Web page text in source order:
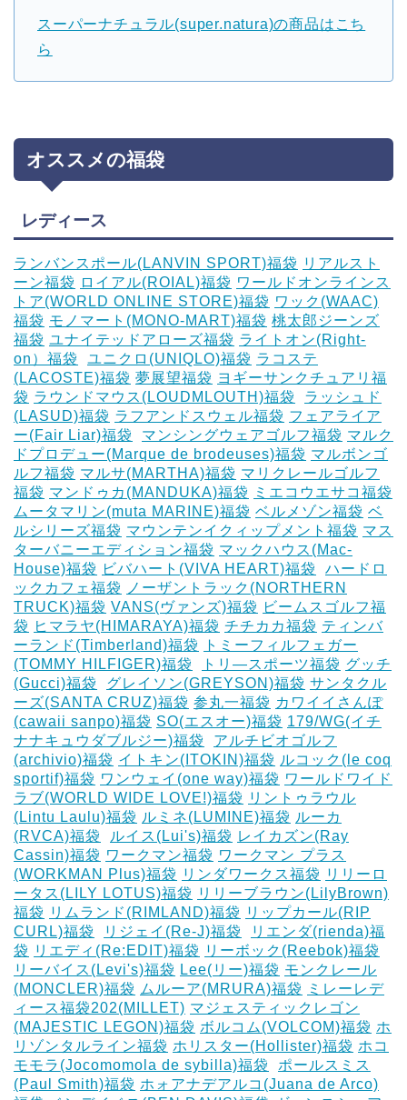
スーパーナチュラル(super.natura)の商品はこち
ら
オススメの福袋
レディース
ランバンスポール(LANVIN SPORT)福袋 リアルスト
ーン福袋 ロイアル(ROIAL)福袋 ワールドオンラインス
トア(WORLD ONLINE STORE)福袋 ワック(WAAC)
福袋 モノマート(MONO-MART)福袋 桃太郎ジーンズ
福袋 ユナイテッドアローズ福袋 ライトオン(Right-
on）福袋
ユニクロ(UNIQLO)福袋 ラコステ
(LACOSTE)福袋 夢展望福袋 ヨギーサンクチュアリ福
袋 ラウンドマウス(LOUDMLOUTH)福袋
ラッシュド
(LASUD)福袋 ラフアンドスウェル福袋 フェアライア
ー(Fair Liar)福袋
マンシングウェアゴルフ福袋 マルク
ドプロデュー(Marque de brodeuses)福袋 マルボンゴ
ルフ福袋 マルサ(MARTHA)福袋 マリクレールゴルフ
福袋 マンドゥカ(MANDUKA)福袋
ミエコウエサコ福袋
ムータマリン(muta MARINE)福袋 ベルメゾン福袋 ベ
ルシリーズ福袋 マウンテンイクィップメント福袋 マス
ターバニーエディション福袋 マックハウス(Mac-
House)福袋 ビバハート(VIVA HEART)福袋
ハードロ
ックカフェ福袋
ノーザントラック(NORTHERN
TRUCK)福袋 VANS(ヴァンズ)福袋 ビームスゴルフ福
袋 ヒマラヤ(HIMARAYA)福袋 チチカカ福袋 ティンバ
ーランド(Timberland)福袋
トミーフィルフェガー
(TOMMY HILFIGER)福袋
トリ―スポーツ福袋 グッチ
(Gucci)福袋
グレイソン(GREYSON)福袋 サンタクル
ーズ(SANTA CRUZ)福袋 参丸一福袋 カワイイさんぽ
(cawaii sanpo)福袋 SO(エスオー)福袋 179/WG(イチ
ナナキュウダブルジー)福袋
アルチビオゴルフ
(archivio)福袋 イトキン(ITOKIN)福袋 ルコック(le coq
sportif)福袋 ワンウェイ(one way)福袋 ワールドワイド
ラブ(WORLD WIDE LOVE!)福袋 リントゥラウル
(Lintu Laulu)福袋 ルミネ(LUMINE)福袋 ルーカ
(RVCA)福袋
ルイス(Lui's)福袋 レイカズン(Ray
Cassin)福袋 ワークマン福袋 ワークマン プラス
(WORKMAN Plus)福袋 リンダワークス福袋 リリーロ
ータス(LILY LOTUS)福袋 リリーブラウン(LilyBrown)
福袋 リムランド(RIMLAND)福袋 リップカール(RIP
CURL)福袋
リジェイ(Re-J)福袋
リエンダ(rienda)福
袋 リエディ(Re:EDIT)福袋 リーボック(Reebok)福袋
リーバイス(Levi's)福袋 Lee(リー)福袋 モンクレール
(MONCLER)福袋 ムルーア(MRURA)福袋
ミレーレデ
ィース福袋202(MILLET) マジェスティックレゴン
(MAJESTIC LEGON)福袋 ボルコム(VOLCOM)福袋 ホ
リゾンタルライン福袋 ホリスター(Hollister)福袋 ホコ
モモラ(Jocomomola de sybilla)福袋
ポールスミス
(Paul Smith)福袋 ホォアナデアルコ(Juana de Arco)